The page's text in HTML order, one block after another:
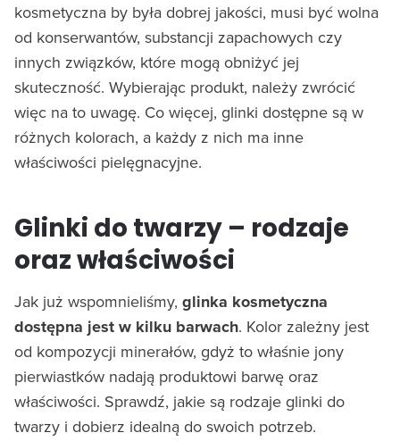
kosmetyczna by była dobrej jakości, musi być wolna
od konserwantów, substancji zapachowych czy
innych związków, które mogą obniżyć jej
skuteczność. Wybierając produkt, należy zwrócić
więc na to uwagę. Co więcej, glinki dostępne są w
różnych kolorach, a każdy z nich ma inne
właściwości pielęgnacyjne.
Glinki do twarzy – rodzaje
oraz właściwości
Jak już wspomnieliśmy, glinka kosmetyczna
dostępna jest w kilku barwach. Kolor zależny jest
od kompozycji minerałów, gdyż to właśnie jony
pierwiastków nadają produktowi barwę oraz
właściwości. Sprawdź, jakie są rodzaje glinki do
twarzy i dobierz idealną do swoich potrzeb.